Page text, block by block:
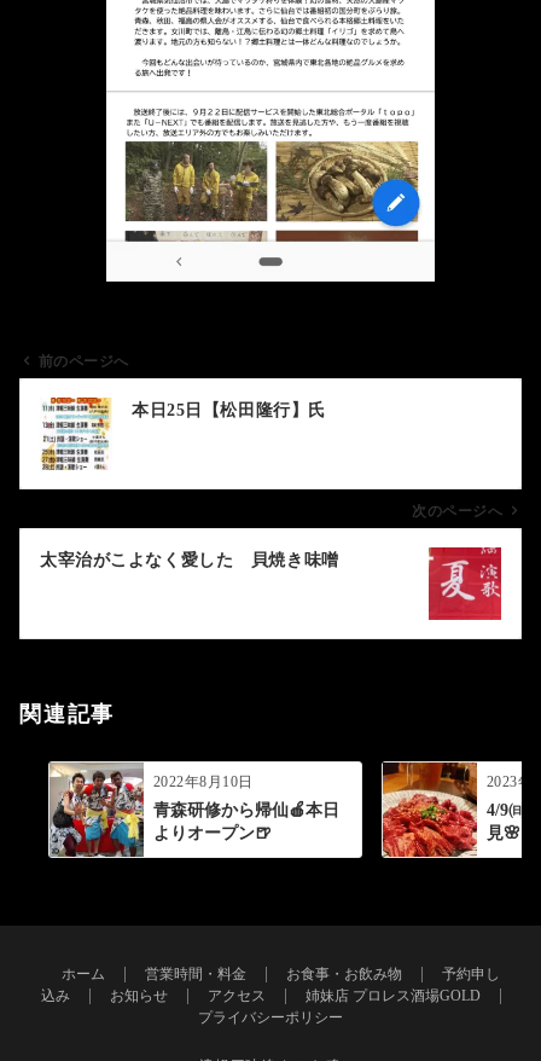
ン
前のページへ
本日25日【松田隆行】氏
次のページへ
太宰治がこよなく愛した 貝焼き味噌
関連記事
2022年8月10日
青森研修から帰仙🍎本日
よりオープン🍺
2023年
4/9㈰
見🌸】
ホーム 営業時間・料金 お食事・お飲み物
予約申し
込み
お知らせ アクセス
姉妹店 プロレス酒場GOLD
プライバシーポリシー